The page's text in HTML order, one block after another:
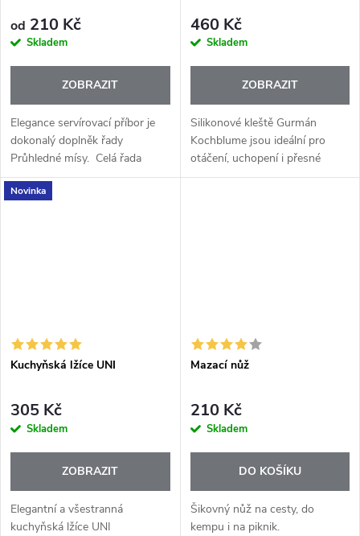
od 210 Kč
Skladem
ZOBRAZIT
Elegance servírovací příbor je
dokonalý doplněk řady
Průhledné mísy. Celá řada
průzračných mís je oblíbená
zejména pro svoji krystalově
460 Kč
Skladem
ZOBRAZIT
Silikonové kleště Gurmán
Kochblume jsou ideální pro
otáčení, uchopení i přesné
servírování. Ať už připravujete
Novinka
Kuchyňská lžíce UNI
305 Kč
Skladem
ZOBRAZIT
Elegantní a všestranná
kuchyňská lžíce UNI
Mazací nůž
210 Kč
Skladem
DO KOŠÍKU
Šikovný nůž na cesty, do
kempu i na piknik.